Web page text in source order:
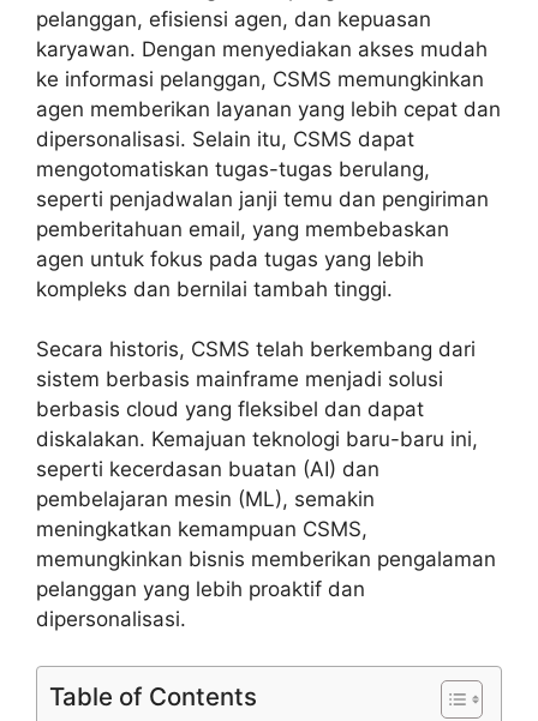
pelanggan, efisiensi agen, dan kepuasan
karyawan. Dengan menyediakan akses mudah
ke informasi pelanggan, CSMS memungkinkan
agen memberikan layanan yang lebih cepat dan
dipersonalisasi. Selain itu, CSMS dapat
mengotomatiskan tugas-tugas berulang,
seperti penjadwalan janji temu dan pengiriman
pemberitahuan email, yang membebaskan
agen untuk fokus pada tugas yang lebih
kompleks dan bernilai tambah tinggi.
Secara historis, CSMS telah berkembang dari
sistem berbasis mainframe menjadi solusi
berbasis cloud yang fleksibel dan dapat
diskalakan. Kemajuan teknologi baru-baru ini,
seperti kecerdasan buatan (AI) dan
pembelajaran mesin (ML), semakin
meningkatkan kemampuan CSMS,
memungkinkan bisnis memberikan pengalaman
pelanggan yang lebih proaktif dan
dipersonalisasi.
Table of Contents